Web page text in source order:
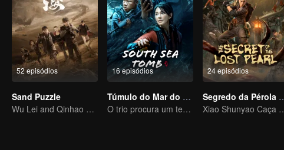
52 episódios
Sand Puzzle
Wu Lei and Qinhao opens their adventure tour.
16 episódios
Túmulo do Mar do Sul
O trio procura um tesouro nacional no mar
24 episódios
Segredo
Xiao Shunyao Caça